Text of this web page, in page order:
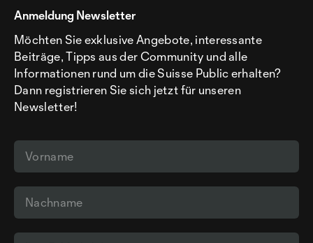
Anmeldung Newsletter
Möchten Sie exklusive Angebote, interessante
Beiträge, Tipps aus der Community und alle
Informationen rund um die Suisse Public erhalten?
Dann registrieren Sie sich jetzt für unseren
Newsletter!